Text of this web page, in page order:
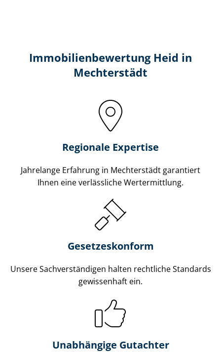
Immobilien­bewertung Heid in
Mechterstädt
Regionale Expertise
Jahrelange Erfahrung in Mechterstädt garantiert
Ihnen eine verlässliche Wertermittlung.
Gesetzes­konform
Unsere Sach­ver­stän­di­gen halten rechtliche Standards
gewissenhaft ein.
Unabhängige Gutachter